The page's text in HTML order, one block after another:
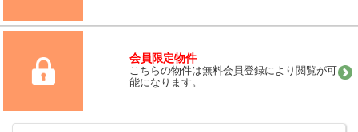
会員限定物件
こちらの物件は無料会員登録により閲覧が可
能になります。